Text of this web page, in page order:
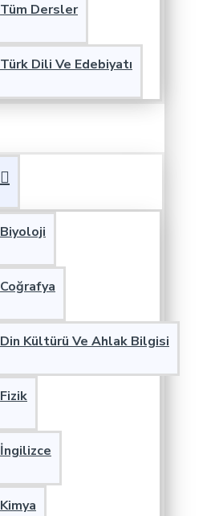
Tüm Dersler
Türk Dili Ve Edebiyatı
Biyoloji
Coğrafya
Din Kültürü Ve Ahlak Bilgisi
Fizik
İngilizce
Kimya